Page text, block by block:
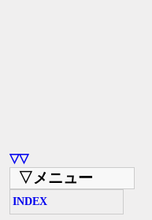
▽▽
▽メニュー
INDEX